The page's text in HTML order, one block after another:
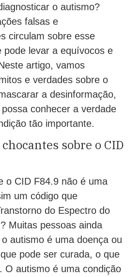
o autismo?
falsas e
circulam sobre esse
pode levar a equívocos e
artigo, vamos
e verdades sobre o
a desinformação,
conhecer a verdade
tão importante.
sobre o CID
o CID F84.9 não é uma
um código que
do Espectro do
Muitas pessoas ainda
autismo é uma doença ou
pode ser curada, o que
O autismo é uma condição